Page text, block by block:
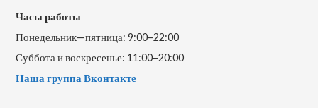
Часы работы
Понедельник—пятница: 9:00–22:00
Суббота и воскресенье: 11:00–20:00
Наша группа Вконтакте